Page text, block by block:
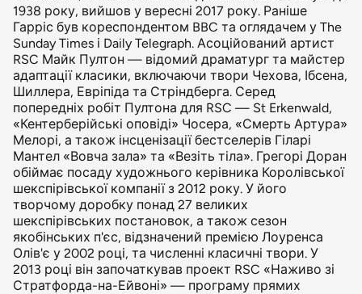
1938 року, вийшов у вересні 2017 року. Раніше
Гарріс був кореспондентом BBC та оглядачем у The
Sunday Times і Daily Telegraph. Асоційований артист
RSC Майк Пултон — відомий драматург та майстер
адаптації класики, включаючи твори Чехова, Ібсена,
Шиллера, Евріпіда та Стріндберга. Серед
попередніх робіт Пултона для RSC — St Erkenwald,
«Кентерберійські оповіді» Чосера, «Смерть Артура»
Мелорі, а також інсценізації бестселерів Гіларі
Мантел «Вовча зала» та «Везіть тіла». Грегорі Доран
обіймає посаду художнього керівника Королівської
шекспірівської компанії з 2012 року. У його
творчому доробку понад 27 великих
шекспірівських постановок, а також сезон
якобінських п'єс, відзначений премією Лоуренса
Олів'є у 2002 році, та численні класичні твори. У
2013 році він започаткував проект RSC «Наживо зі
Стратфорда-на-Ейвоні» — програму прямих